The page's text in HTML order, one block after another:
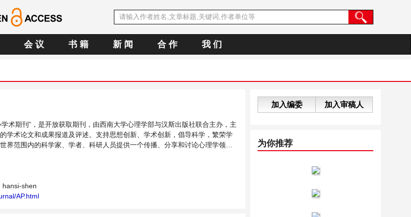
会 议 书 籍 新 闻 合 作 我 们
学术期刊”，是开放获取期刊，由西南大学心理学部与汉斯出版社联合主办，主
学术论文和成果报道及评述。支持思想创新、学术创新，倡导科学，繁荣学
界范围内的科学家、学者、科研人员提供一个传播、分享和讨论心理学领域
hansi-shen
AP.html
加入编委 加入审稿人
为你推荐